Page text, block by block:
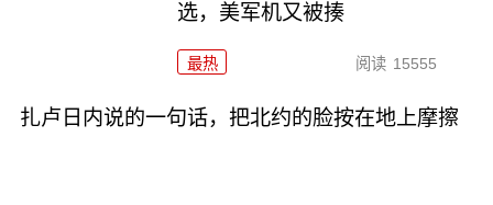
选，美军机又被揍
最热 阅读 15555
扎卢日内说的一句话，把北约的脸按在地上摩擦